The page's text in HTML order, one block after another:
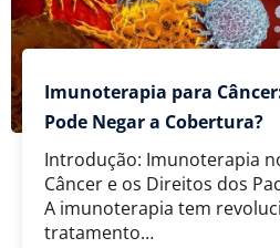
Imunoterapia para
Pode Negar a Cobertura?
Introdução: Imunoterapia
Câncer e os Direitos dos
A imunoterapia tem
tratamento…